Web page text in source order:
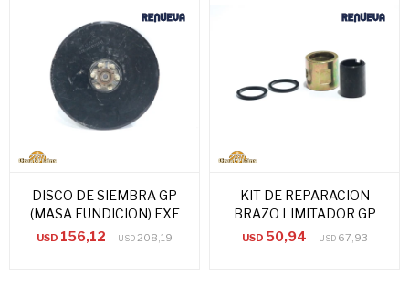
DISCO DE SIEMBRA GP
(MASA FUNDICION) EXE
USD 156,12 USD208,19
KIT DE REPARACION
BRAZO LIMITADOR GP
USD 50,94 USD67,93